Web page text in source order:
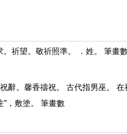
祈望。敬祈照準。 ．姓。 筆畫
辭。馨香禱祝。 古代指男巫。
，敷塗。 筆畫數